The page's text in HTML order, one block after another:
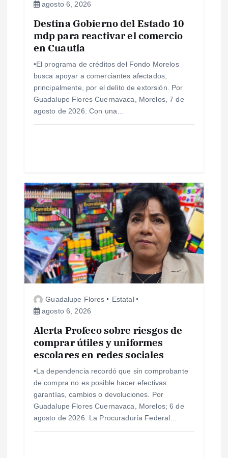
s
agosto 6, 2026
Destina Gobierno del Estado 10
mdp para reactivar el comercio
en Cuautla
•El programa de créditos del Fondo Morelos
busca apoyar a comerciantes afectados,
principalmente, por el delito de extorsión. Por
Guadalupe Flores Cuernavaca, Morelos, 7 de
agosto de 2026. Con una…
Guadalupe Flores
Estatal
agosto 6, 2026
Alerta Profeco sobre riesgos de
comprar útiles y uniformes
escolares en redes sociales
•La dependencia recordó que sin comprobante
de compra no es posible hacer efectivas
garantías, cambios o devoluciones. Por
Guadalupe Flores Cuernavaca, Morelos; 6 de
agosto de 2026. La Procuraduría Federal…